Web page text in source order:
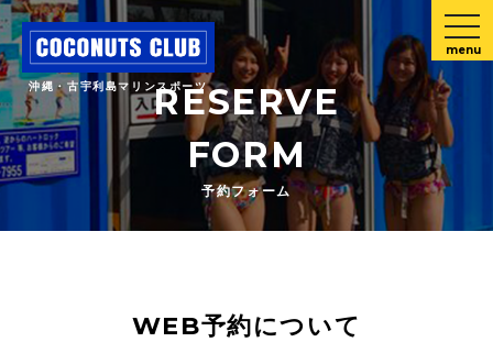
沖縄・古宇利島マリンスポーツ
menu
RESERVE
FORM
予約フォーム
WEB予約について